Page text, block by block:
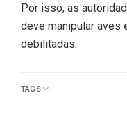
Por isso, as
deve manipular aves
debilitadas.
TAGS